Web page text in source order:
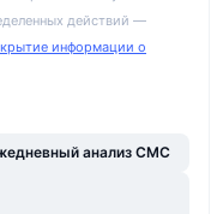
действий —
информации о
анализ CMC